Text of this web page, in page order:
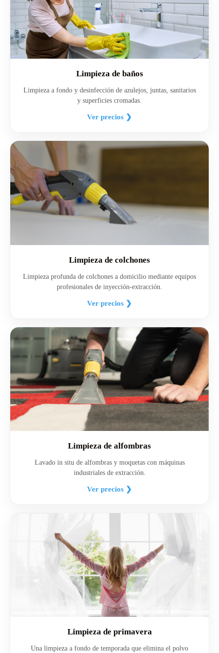
Limpieza de baños
Limpieza a fondo y desinfección de azulejos, juntas, sanitarios
y superficies cromadas.
Ver precios ❯
Limpieza de colchones
Limpieza profunda de colchones a domicilio mediante equipos
profesionales de inyección-extracción.
Ver precios ❯
Limpieza de alfombras
Lavado in situ de alfombras y moquetas con máquinas
industriales de extracción.
Ver precios ❯
Limpieza de primavera
Una limpieza a fondo de temporada que elimina el polvo